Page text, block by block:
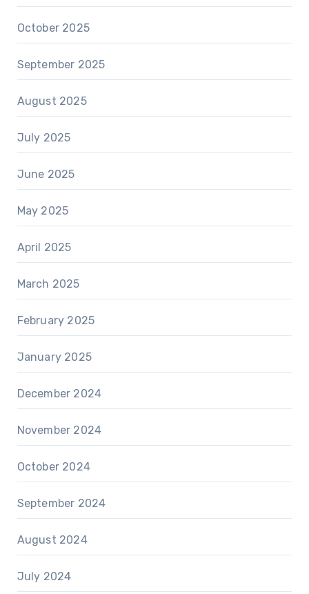
October 2025
September 2025
August 2025
July 2025
June 2025
May 2025
April 2025
March 2025
February 2025
January 2025
December 2024
November 2024
October 2024
September 2024
August 2024
July 2024